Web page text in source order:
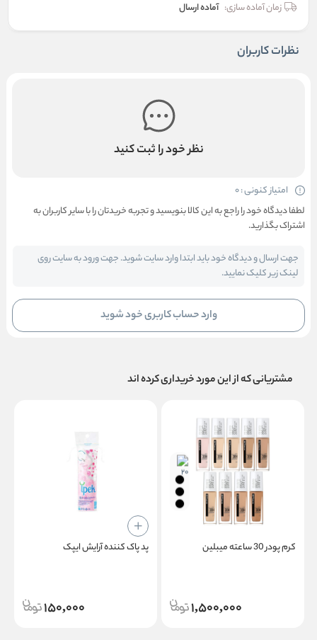
زمان آماده سازی: آماده ارسال
نظرات کاربران
نظر خود را ثبت کنید
امتیاز کنونی : 0
لطفا دیدگاه خود را راجع به این کالا بنویسید و تجربه خریدتان را با سایر کاربران به
اشتراک بگذارید.
جهت ارسال و دیدگاه خود باید ابتدا وارد سایت شوید. جهت ورود به سایت روی
لینک زیر کلیک نمایید.
وارد حساب کاربری خود شوید
مشتریانی که از این مورد خریداری کرده اند
کرم پودر 30‌ ساعته میبلین
1,500,000
پد پاک‌ کننده آرایش ایپک
150,000